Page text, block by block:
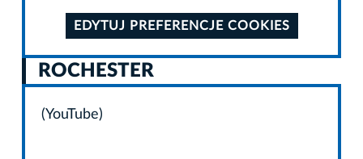
EDYTUJ PREFERENCJE COOKIES
ROCHESTER
(YouTube)